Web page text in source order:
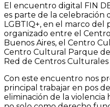
El encuentro digital FIN
es parte de la celebración
LGBTIQ+, en el marco del
organizado entre el
Buenos Aires, el Centro
Centro Cultural Parque de
Red de Centros Culturales
Con este encuentro nos
principal trabajar en pos
eliminación de la violencia